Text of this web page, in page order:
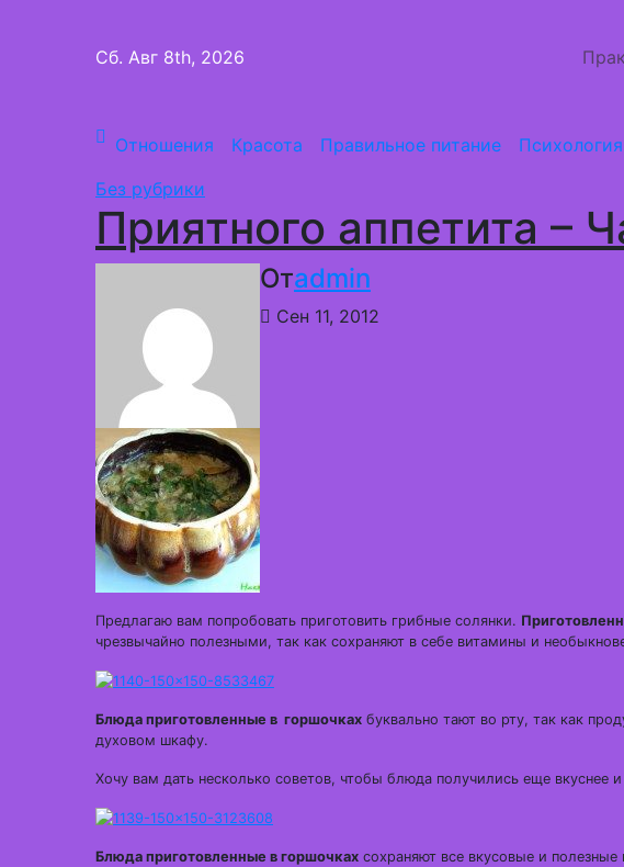
содержимомуСб. Авг 8th, 2026
Отношения Красота Правильное питание Психология
Без рубрики
Приятного аппетита –
Отadmin
Сен 11, 2012
Предлагаю вам попробовать приготовить грибные солянки.
чрезвычайно полезными, так как сохраняют в себе витамины и
Блюда приготовленные в горшочках буквально тают во рту, так как
духовом шкафу.
Хочу вам дать несколько советов, чтобы блюда получились еще вкуснее и
Блюда приготовленные в горшочках сохраняют все вкусовые и полезные